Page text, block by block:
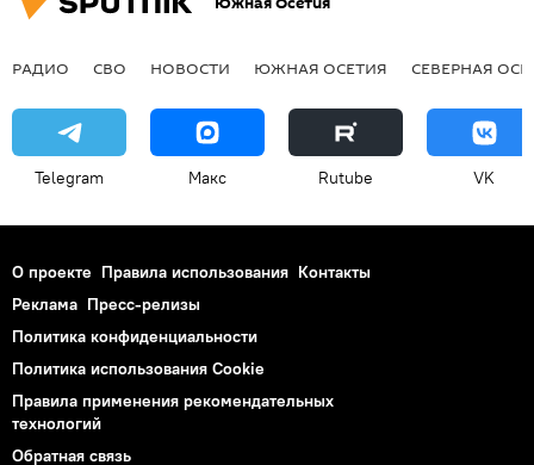
РАДИО СВО НОВОСТИ ЮЖНАЯ ОСЕТИЯ СЕВЕРНАЯ
Telegram Макс Rutube VK
О проекте Правила использования Контакты
Реклама Пресс-релизы
Политика конфиденциальности
Политика использования Cookie
Правила применения рекомендательных
технологий
Обратная связь